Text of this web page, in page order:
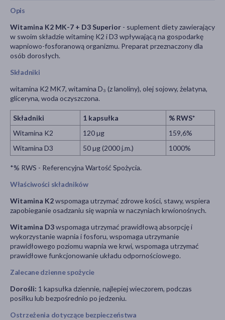
Opis
Witamina K2 MK-7 + D3 Superior - suplement diety zawierający
w swoim składzie witaminę K2 i D3 wpływającą na gospodarkę
wapniowo-fosforanową organizmu. Preparat przeznaczony dla
osób dorosłych.
Składniki
witamina K2 MK7, witamina D₃ (z lanoliny), olej sojowy, żelatyna,
gliceryna, woda oczyszczona.
Składniki 1 kapsułka
% RWS*
Witamina K2
120 µg
159,6%
Witamina D3
50 µg (2000 j.m.) 1000%
*% RWS - Referencyjna Wartość Spożycia.
Właściwości składników
Witamina K2wspomaga utrzymać zdrowe kości, stawy, wspiera
zapobieganie osadzaniu się wapnia w naczyniach krwionośnych.
Witamina D3wspomaga utrzymać prawidłową absorpcję i
wykorzystanie wapnia i fosforu, wspomaga utrzymanie
prawidłowego poziomu wapnia we krwi, wspomaga utrzymać
prawidłowe funkcjonowanie układu odpornościowego.
Zalecane dzienne spożycie
Dorośli: 1 kapsułka dziennie, najlepiej wieczorem, podczas
posiłku lub bezpośrednio po jedzeniu.
Ostrzeżenia dotyczące bezpieczeństwa